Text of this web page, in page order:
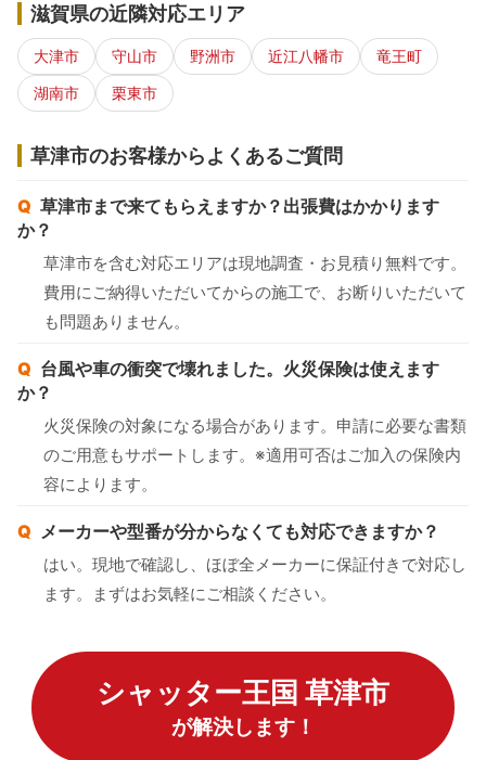
滋賀県の近隣対応エリア
大津市 守山市 野洲市 近江八幡市
竜王町
湖南市
栗東市
草津市のお客様からよくあるご質問
草津市まで来てもらえますか？出張費はかかります
か？
草津市を含む対応エリアは現地調査・お見積り無料です。
費用にご納得いただいてからの施工で、お断りいただいて
も問題ありません。
台風や車の衝突で壊れました。火災保険は使えます
か？
火災保険の対象になる場合があります。申請に必要な書類
のご用意もサポートします。※適用可否はご加入の保険内
容によります。
メーカーや型番が分からなくても対応できますか？
はい。現地で確認し、ほぼ全メーカーに保証付きで対応し
ます。まずはお気軽にご相談ください。
シャッター王国 草津市
が解決します！